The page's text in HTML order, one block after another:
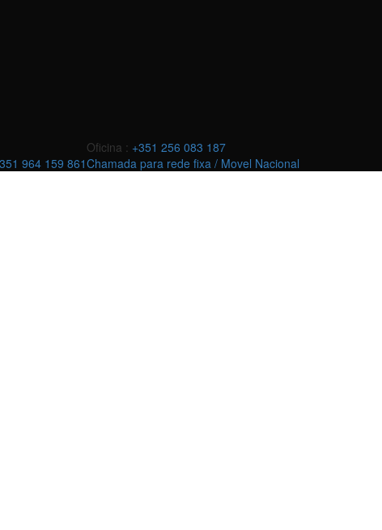
Oficina : +351 256 083 187
Chamada para rede fixa / Movel Nacional
964 159 861